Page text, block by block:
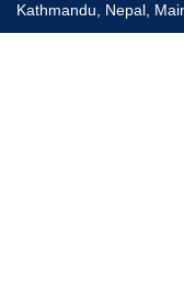
Kathmandu, Nepal,